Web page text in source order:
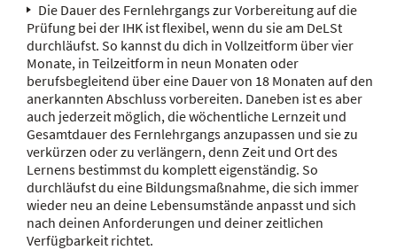
Die Dauer des Fernlehrgangs zur Vorbereitung auf die
Prüfung bei der IHK ist flexibel, wenn du sie am DeLSt
durchläufst. So kannst du dich in Vollzeitform über vier
Monate, in Teilzeitform in neun Monaten oder
berufsbegleitend über eine Dauer von 18 Monaten auf den
anerkannten Abschluss vorbereiten. Daneben ist es aber
auch jederzeit möglich, die wöchentliche Lernzeit und
Gesamtdauer des Fernlehrgangs anzupassen und sie zu
verkürzen oder zu verlängern, denn Zeit und Ort des
Lernens bestimmst du komplett eigenständig. So
durchläufst du eine Bildungsmaßnahme, die sich immer
wieder neu an deine Lebensumstände anpasst und sich
nach deinen Anforderungen und deiner zeitlichen
Verfügbarkeit richtet.